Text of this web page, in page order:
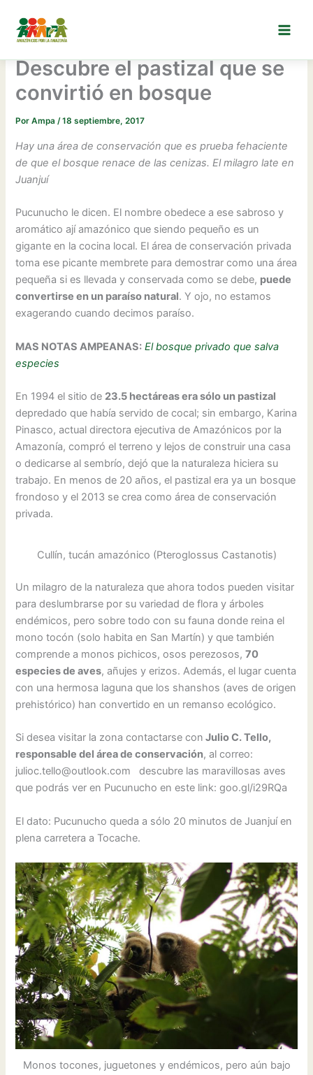
contenido
Descubre el pastizal que se
convirtió en bosque
PorAmpa/18 septiembre, 2017
Hay una área de conservación que es prueba fehaciente
de que el bosque renace de las cenizas. El milagro late en
Juanjuí
Pucunucho le dicen. El nombre obedece a ese sabroso y
aromático ají amazónico que siendo pequeño es un
gigante en la cocina local. El área de conservación privada
toma ese picante membrete para demostrar como una área
pequeña si es llevada y conservada como se debe, puede
convertirse en un paraíso natural. Y ojo, no estamos
exagerando cuando decimos paraíso.
MAS NOTAS AMPEANAS: El bosque privado que salva
especies
En 1994 el sitio de 23.5 hectáreas era sólo un pastizal
depredado que había servido de cocal; sin embargo, Karina
Pinasco, actual directora ejecutiva de Amazónicos por la
Amazonía, compró el terreno y lejos de construir una casa
o dedicarse al sembrío, dejó que la naturaleza hiciera su
trabajo. En menos de 20 años, el pastizal era ya un bosque
frondoso y el 2013 se crea como área de conservación
privada.
Cullín, tucán amazónico (Pteroglossus Castanotis)
Un milagro de la naturaleza que ahora todos pueden visitar
para deslumbrarse por su variedad de flora y árboles
endémicos, pero sobre todo con su fauna donde reina el
mono tocón (solo habita en San Martín) y que también
comprende a monos pichicos, osos perezosos,70
especies de aves, añujes y erizos. Además, el lugar cuenta
con una hermosa laguna que los shanshos (aves de origen
prehistórico) han convertido en un remanso ecológico.
Si desea visitar la zona contactarse con Julio C. Tello,
responsable del área de conservación, al correo:
julioc.tello@outlook.com descubre las maravillosas aves
que podrás ver en Pucunucho en este link: goo.gl/i29RQa
El dato: Pucunucho queda a sólo 20 minutos de Juanjuí en
plena carretera a Tocache.
Monos tocones, juguetones y endémicos, pero aún bajo